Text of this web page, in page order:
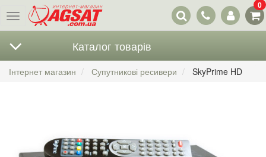
Меню
Наші
контакти
0
Каталог товарів
Інтернет магазин Супутникові ресивери SkyPrime HD